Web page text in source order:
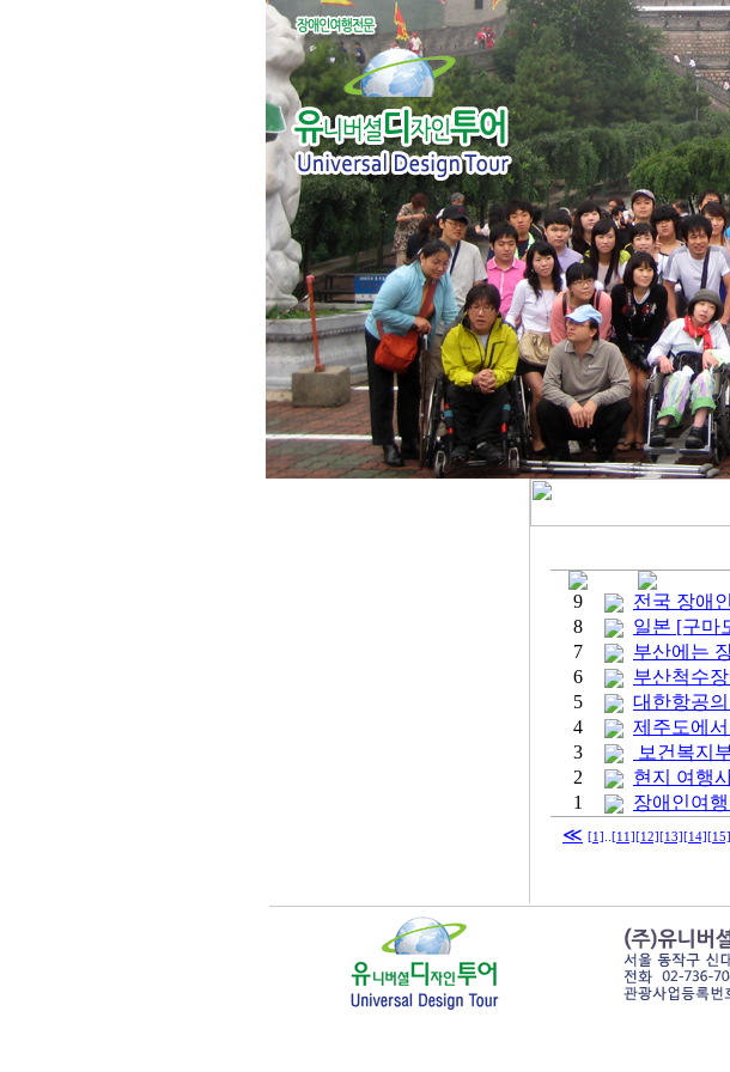
9 전국 장애
8
일본 [구마
7
부산에는
6
부산척수
5
대한항공
4
제주도에
3
보건복지
2
현지 여행
1
장애인여
≪ [1] [11] [12] [13] [14] [15]